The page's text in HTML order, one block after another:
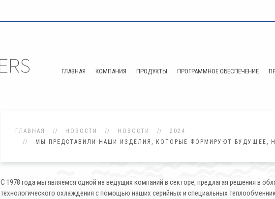
ГЛАВНАЯ КОМПАНИЯ ПРОДУКТЫ ПРОГРАММНОЕ ОБЕСПЕЧЕНИЕ
ГЛАВНАЯ НОВОСТИ НОВОСТИ
2024
МЫ ПРЕДСТАВИЛИ НАШИ ИЗДЕЛИЯ, КОТОРЫЕ ФОРМИРУЮТ БУДУЩЕЕ, НА
С 1978 года мы являемся одной из ведущих компаний в секторе, предлагая решения в
технологического охлаждения с помощью наших серийных и специальных